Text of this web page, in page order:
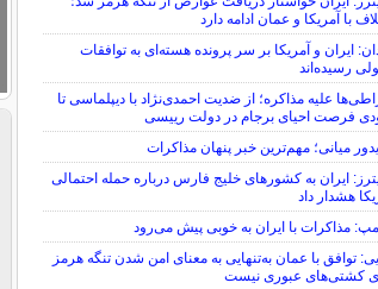
با آمریکا و عمان ادامه دارد
ایران و آمریکا بر سر پرونده هسته‌ای به توافقات
رسیده‌اند
علیه مذاکره؛ از ضدیت احمدی‌نژاد با دیپلماسی تا
فرصت احیای برجام در دولت رییسی
میانی؛ مهم‌ترین خبر پنهان مذاکرات
ایران به کشورهای خلیج فارس درباره حمله احتمالی
هشدار داد
مذاکرات با ایران به خوبی پیش می‌رود
توافق با عمان به‌تنهایی به معنای امن شدن تنگه هرمز
کشتی‌های عبوری نیست